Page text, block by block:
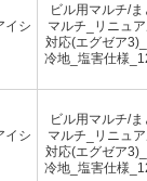
イシ
ビル用マルチ/ま
マルチ_リニュ
対応(エグゼア
冷地_塩害仕様
イシ
ビル用マルチ/ま
マルチ_リニュ
対応(エグゼア
冷地_塩害仕様